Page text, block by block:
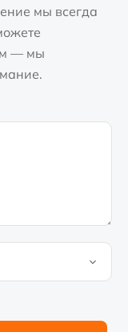
мы всегда
— мы